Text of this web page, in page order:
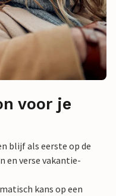
voor je
blijf als eerste op de
en verse vakantie-
kans op een